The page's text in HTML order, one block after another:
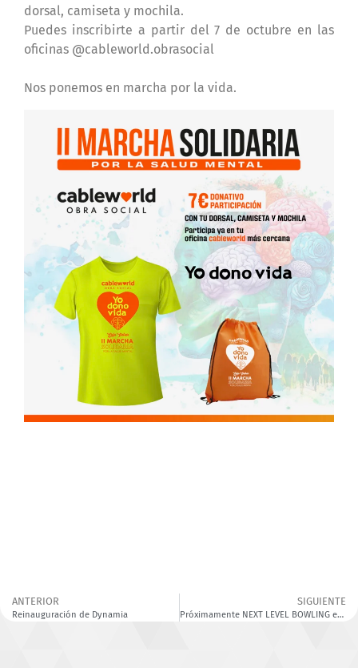
dorsal, camiseta y mochila.
Puedes inscribirte a partir del 7 de octubre en las
oficinas @cableworld.obrasocial
Nos ponemos en marcha por la vida.
ANTERIOR
Reinauguración de Dynamia
SIGUIENTE
Próximamente NEXT LEVEL BOWLING en Dynamia